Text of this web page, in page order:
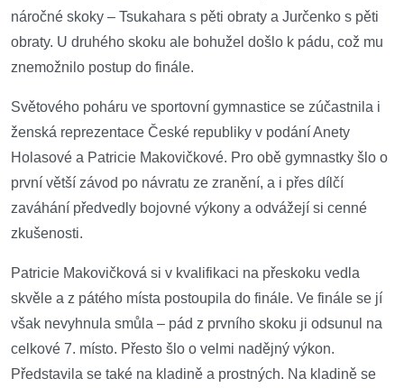
náročné skoky – Tsukahara s pěti obraty a Jurčenko s pěti
obraty. U druhého skoku ale bohužel došlo k pádu, což mu
znemožnilo postup do finále.
Světového poháru ve sportovní gymnastice se zúčastnila i
ženská reprezentace České republiky v podání Anety
Holasové a Patricie Makovičkové. Pro obě gymnastky šlo o
první větší závod po návratu ze zranění, a i přes dílčí
zaváhání předvedly bojovné výkony a odvážejí si cenné
zkušenosti.
Patricie Makovičková si v kvalifikaci na přeskoku vedla
skvěle a z pátého místa postoupila do finále. Ve finále se jí
však nevyhnula smůla – pád z prvního skoku ji odsunul na
celkové 7. místo. Přesto šlo o velmi nadějný výkon.
Představila se také na kladině a prostných. Na kladině se